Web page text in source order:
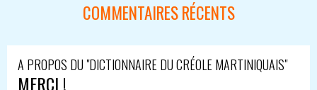
COMMENTAIRES RÉCENTS
A PROPOS DU "DICTIONNAIRE DU CRÉOLE MARTINIQUAIS"
MERCI !